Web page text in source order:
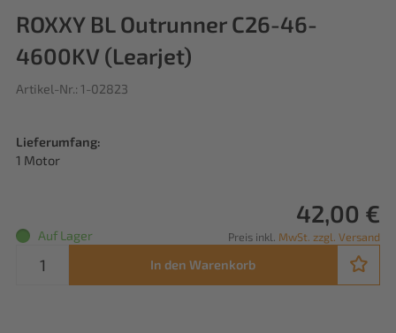
ROXXY BL Outrunner C26-46-
4600KV (Learjet)
Artikel-Nr.: 1-02823
Lieferumfang:
1 Motor
42,00 €
Preis inkl. MwSt. zzgl. Versand
Auf Lager
In den Warenkorb